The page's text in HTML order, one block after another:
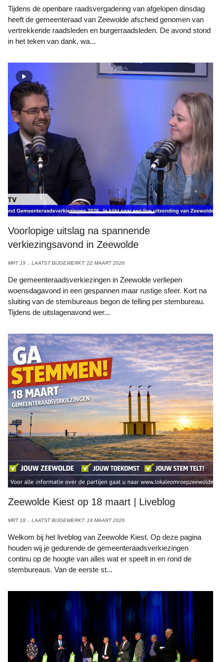
Tijdens de openbare raadsvergadering van afgelopen dinsdag
heeft de gemeenteraad van Zeewolde afscheid genomen van
vertrekkende raadsleden en burgerraadsleden. De avond stond
in het teken van dank, wa...
Voorlopige uitslag na spannende
verkiezingsavond in Zeewolde
MRT 19 LAATST BIJGEWERKT: 22 MAART 2026
De gemeenteraadsverkiezingen in Zeewolde verliepen
woensdagavond in een gespannen maar rustige sfeer. Kort na
sluiting van de stembureaus begon de telling per stembureau.
Tijdens de uitslagenavond wer...
Zeewolde Kiest op 18 maart | Liveblog
MRT 18 LAATST BIJGEWERKT: 18 MAART 2026
Welkom bij het liveblog van Zeewolde Kiest. Op deze pagina
houden wij je gedurende de gemeenteraadsverkiezingen
continu op de hoogte van alles wat er speelt in en rond de
stembureaus. Van de eerste st...